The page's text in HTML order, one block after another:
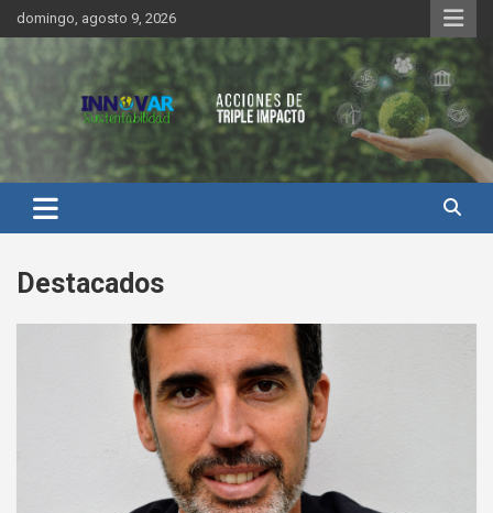
Saltar
al
contenido
domingo, agosto 9, 2026
Innovar Sustentabilidad
Destacados